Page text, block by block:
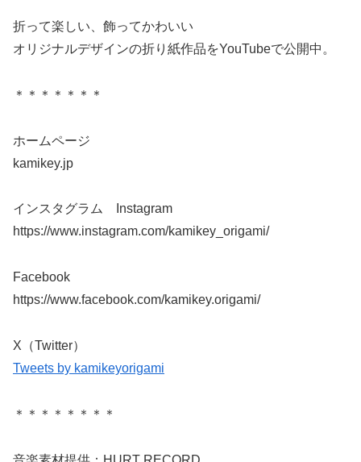
折って楽しい、飾ってかわいい
オリジナルデザインの折り紙作品をYouTubeで公開中。
＊＊＊＊＊＊＊
ホームページ
kamikey.jp
インスタグラム Instagram
https://www.instagram.com/kamikey_origami/
Facebook
https://www.facebook.com/kamikey.origami/
X（Twitter）
Tweets by kamikeyorigami
＊＊＊＊＊＊＊＊